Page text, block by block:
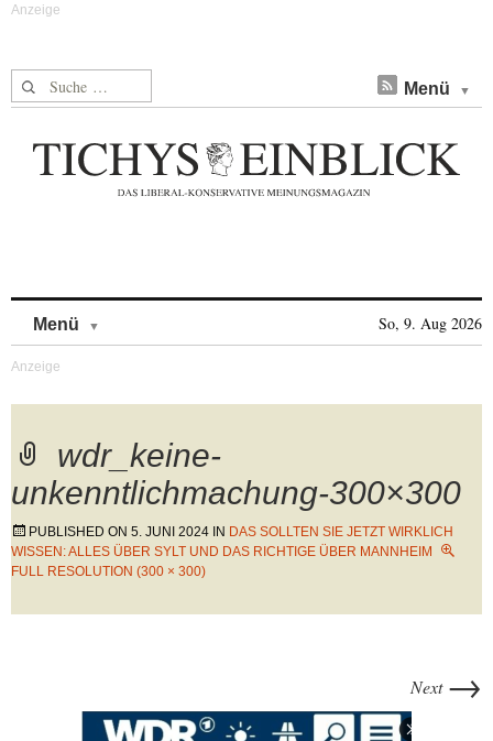
Suche nach: Menü
Menü So, 9. Aug 2026
wdr_keine-
unkenntlichmachung-300×300
PUBLISHED ON 5. JUNI 2024 IN DAS SOLLTEN SIE JETZT WIRKLICH
WISSEN: ALLES ÜBER SYLT UND DAS RICHTIGE ÜBER MANNHEIM
FULL RESOLUTION (300 × 300)
Next →